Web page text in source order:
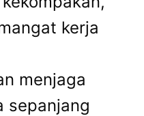
kerja
menjaga
sepanjang